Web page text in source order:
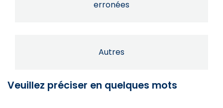
erronées
Autres
Veuillez préciser en quelques mots